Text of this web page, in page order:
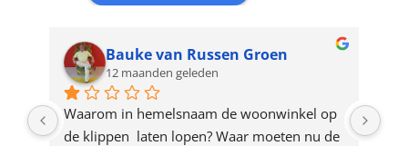
product
Bauke van Russen Groen
12 maanden geleden
Waarom in hemelsnaam de woonwinkel op
de klippen  laten lopen? Waar moeten nu de